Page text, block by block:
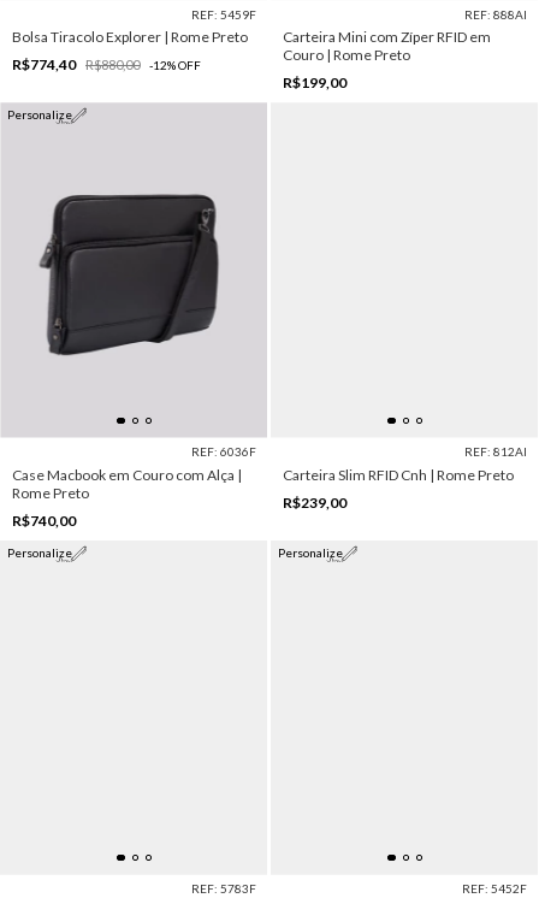
REF: 5459F
Bolsa Tiracolo Explorer | Rome Preto
R$774,40
R$880,00 -12%OFF
REF: 888AI
Carteira Mini com Zíper RFID em
Couro | Rome Preto
R$199,00
Personalize
REF: 6036F
Case Macbook em Couro com Alça |
Rome Preto
R$740,00
REF: 812AI
Carteira Slim RFID Cnh | Rome Preto
R$239,00
Personalize
REF: 5783F
Personalize
REF: 5452F